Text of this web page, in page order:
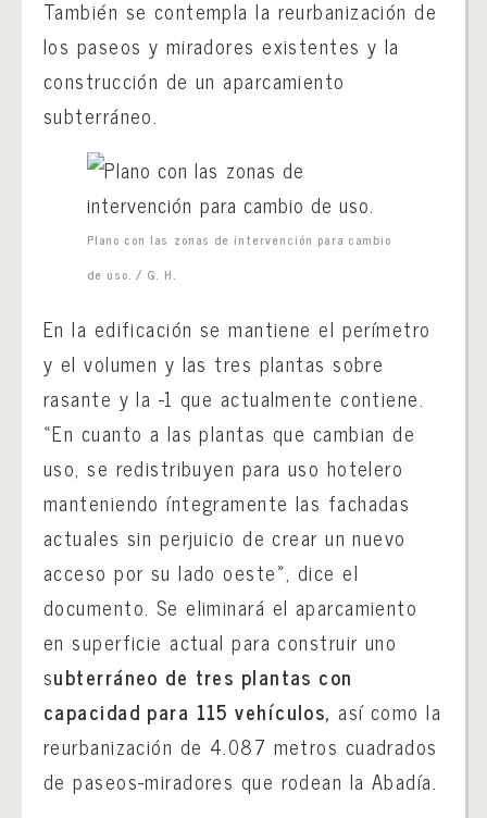
También se contempla la reurbanización de
los paseos y miradores existentes y la
construcción de un aparcamiento
subterráneo.
Plano con las zonas de intervención para cambio
de uso. / G. H.
En la edificación se mantiene el perímetro
y el volumen y las tres plantas sobre
rasante y la -1 que actualmente contiene.
«En cuanto a las plantas que cambian de
uso, se redistribuyen para uso hotelero
manteniendo íntegramente las fachadas
actuales sin perjuicio de crear un nuevo
acceso por su lado oeste», dice el
documento. Se eliminará el aparcamiento
en superficie actual para construir uno
subterráneo de tres plantas con
capacidad para 115 vehículos,así como la
reurbanización de 4.087 metros cuadrados
de paseos-miradores que rodean la Abadía.